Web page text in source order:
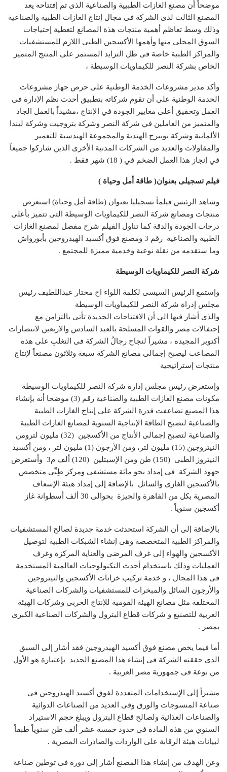
موضحاً أن مصنع الغازات الطبيية والصناعية الذى تم إفتتاحه يعد
المصنع الثالث لدى الشركة فى مجال إنتاج الغازات الطبية والصناعية
وذلك وسط تعاظم أهمية منتجات هذة المصانع لتغطية إحتياجات
السوق المحلى منها وأهمها الأكسجين الطبى اللازم للمستشفيات
والمراكز الطبية خاصة فى ظل التزايد المستمر على المنتج المتميز
الخاص بشركة النصر للكيماويات الوسيطة ،
وأكد مدير مشروعات الخدمة الوطنية على حرص جهاز مشروعات
الخدمة الوطنية على أن تقوم شركاته بتطبيق أحدث نظم الإدارة فى
العمل وتحقيق أعلى معايير الجودة في الإنتاج ،مشيداً بالعمل الجاد
والمتميز من العاملين في شركة النصر وشركة بتروجيت وشركة ليندا
الألمانية وشركة نوبيرج الهندية والمجموعة الهندسية للتعمير
والمقاولات والعديد من الشركات المدنية الأخرى الذين شاركوا جميعاً
في إنجاز هذا العمل الضخم في ( 18) شهر فقط .
فيلم تسجيلى بعنوان( طاقة أمل وحياة )
وشاهد الرئيس فيلماً تسجيليا بعنوان (طاقة أمل وحياة) استعرض
منتجات ومصانع شركة النصر للكيماويات الوسيطة التى تتميز بأعلى
درجات الجودة والدقة كما تناول الفيلم شرح مفصل لمصنع الغازات
الطبية والصناعية رقم 3 ومصنع فوق أكسيد الهيدروجين بأبورواش
وما ستقدمه من نقلة نوعية وخدمية مميزة للمجتمع .
شركة النصر للكيماويات الوسيطة
وإستمع الرئيس السيسى لكلمة اللواء اح مختار عبداللطيف رئيس
مجلس إدراة شركة النصر للكيماويات الوسيطة
والذى أشار فيها الى أن الافتتاحات الجديدة تأتى بالتزامن مع
إحتفالات مصر والقوات المسلحة بالعيد السادس والاربعين لانتصارات
أكتوبر المجيده ، مشيراً لنجاح رجالُ الشركة فى التغلبِ على هذه
المصاعب ليصبح إجمالى مصانع الشركة سبعة وثلاثون مصنعاً لإنتاج
منتجات إستراتيجية
وإستعرض رئيس مجلس إدارة شركة النصر للكيماويات الوسيطة
مكونات مصنع الغازات الطبية والصناعية رقم (3) موضحا أنه بإنشاء
هذا المصنع تضاعفت قدرة الشركة على إنتاج الغازات الطبية
والصناعية لتصبح الطاقة الإنتاجية السنوية لمصانع الغازات الطبية
والصناعية لتصبح إجمالى الأنتاج من الأكسجين (32) مليون لترومن
النيتروجين (15) مليون لتر، ومن الأرجون (1) مليون لتر ، ومن أكسيد
النيتروز الطبى (150) طن ‌‌ومن الإسيتلين (120) ألف م3 وأستعرض
جهود الشركة فى إمداد نحو مائة مستشفى ومركز طِبِّى متخصص
بالأكسجين الغازى والسائل بالإضافة إلى إمداد هيئة الإسعاف
المصرية بكل من القاهرة والجيزة بحوالى 30 ألف أسطوانة غاز
أكسجين سنوياً .
بالإضافة إلى أن الشركة استحدثت خدمة جديدة لصالح المستشفيات
والمراكز الطبية المتخصصة وهى إنشاء الشبكات الطبية لتوصيل
الأكسجين والهواء إلى غرف المرضى والعناية المركزة وغرف
العمليات وذلك باستخدام أحدث التكنولوجيات العالمية المستخدمة
فى هذا المجال ، و خدمة تركيب خزانات الأكسجين والنيتروجين
والأرجون السائل والمبخرات للمستشفيات والشركات الصناعية
المختلفة مثل مصانع الهيئة القومية للإنتاج الحربى وشركات الهيئة
العربية للتصنيع و شركات قطاع البترول والشركات الصناعية الكبرى
بمصر .
أما فيما يخص مصنع فوق أكسيد الهيدروجين فقد أشار إلى السبق
الذى حققته الشركة فى إنشاء هذا المصنع الجديد بإعتبارة هو الأول
من نوعة فى جمهورية مصر العربية .
مشيراً إلى الإستخدامات المتعددة لفوق أكسيد الهيدروجين فى
صناعة المنسوجات والورق وفى العديد من الصناعات الدوائية
والصناعات الغذائية ولصالح قطاع البترول ويبلغ حجم الاستيراد
السنوي من هذه المادة فى حدود خمسة عشر ألف طن سنوياً طبقاً
لبيانات هيئة الرقابة على الواردات والصادرات المصرية .
وعن الهدف من إنشاء هذا المصنع أشار إلى دورة فى توطين صناعة